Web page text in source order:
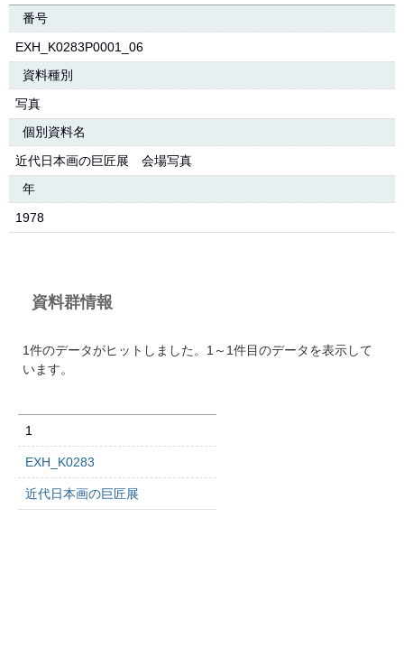
番号
EXH_K0283P0001_06
資料種別
写真
個別資料名
近代日本画の巨匠展 会場写真
年
1978
資料群情報
1件のデータがヒットしました。1～1件目のデータを表示して
います。
1
EXH_K0283
近代日本画の巨匠展